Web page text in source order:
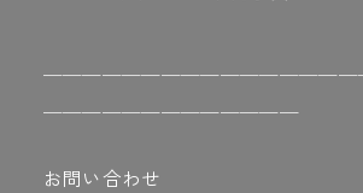
お問い合わせ